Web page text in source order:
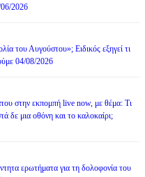
06/2026
του Αυγούστου»; Ειδικός εξηγεί τι
04/08/2026
στην εκπομπή live now, με θέμα: Τι
δε μια οθόνη και το καλοκαίρι;
ερωτήματα για τη δολοφονία του